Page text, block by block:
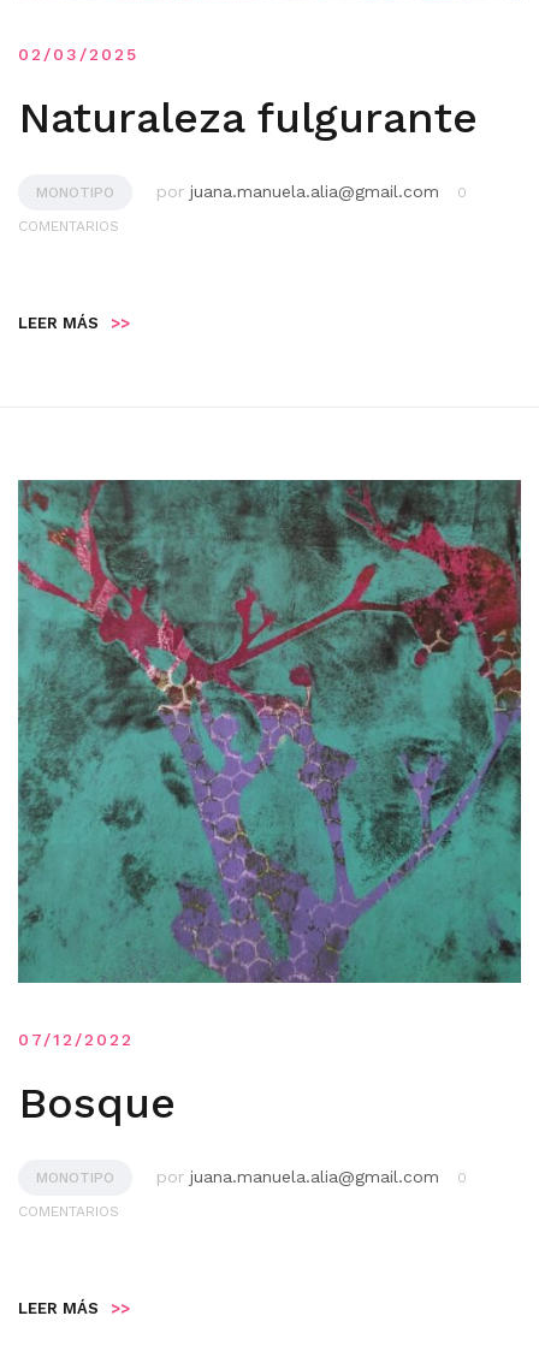
02/03/2025
Naturaleza fulgurante
MONOTIPO por juana.manuela.alia@gmail.com
0
COMENTARIOS
LEER MÁS >>
07/12/2022
Bosque
MONOTIPO por juana.manuela.alia@gmail.com
0
COMENTARIOS
LEER MÁS >>